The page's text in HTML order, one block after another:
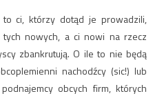
to ci, którzy dotąd je prowadzili,
nowych, a ci nowi na rzecz
zbankrutują. O ile to nie będą
nachodźcy (sic!) lub
obcych firm, których